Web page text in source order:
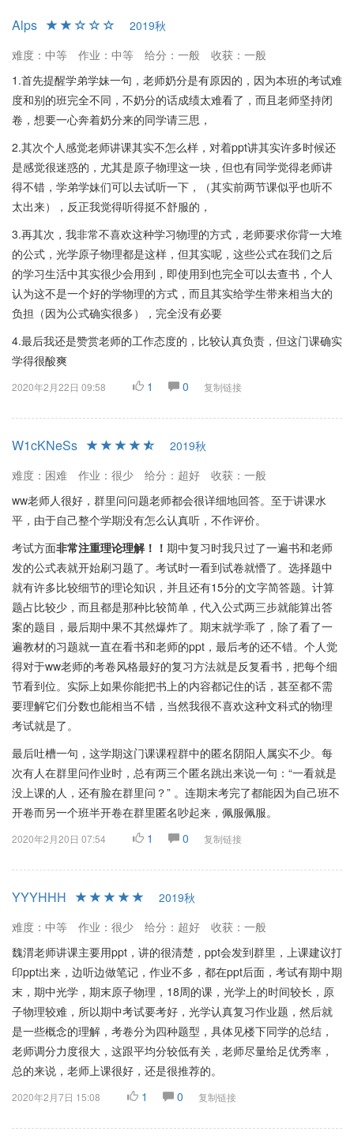
Alps
2019秋
难度：中等
作业：中等 给分：一般
收获：一般
1.首先提醒学弟学妹一句，老师奶分是有原因的，因为本班的考试难
度和别的班完全不同，不奶分的话成绩太难看了，而且老师坚持闭
卷，想要一心奔着奶分来的同学请三思，
2.其次个人感觉老师讲课其实不怎么样，对着ppt讲其实许多时候还
是感觉很迷惑的，尤其是原子物理这一块，但也有同学觉得老师讲
得不错，学弟学妹们可以去试听一下，（其实前两节课似乎也听不
太出来），反正我觉得听得挺不舒服的，
3.再其次，我非常不喜欢这种学习物理的方式，老师要求你背一大堆
的公式，光学原子物理都是这样，但其实呢，这些公式在我们之后
的学习生活中其实很少会用到，即使用到也完全可以去查书，个人
认为这不是一个好的学物理的方式，而且其实给学生带来相当大的
负担（因为公式确实很多），完全没有必要
4.最后我还是赞赏老师的工作态度的，比较认真负责，但这门课确实
学得很酸爽
2020年2月22日 09:58 1 0 复制链接
W1cKNeSs
2019秋
难度：困难
作业：很少 给分：超好
收获：一般
ww老师人很好，群里问问题老师都会很详细地回答。至于讲课水
平，由于自己整个学期没有怎么认真听，不作评价。
考试方面非常注重理论理解！！ 期中复习时我只过了一遍书和老师
发的公式表就开始刷习题了。考试时一看到试卷就懵了。选择题中
就有许多比较细节的理论知识，并且还有15分的文字简答题。计算
题占比较少，而且都是那种比较简单，代入公式两三步就能算出答
案的题目，最后期中果不其然爆炸了。期末就学乖了，除了看了一
遍教材的习题就一直在看书和老师的ppt，最后考的还不错。个人觉
得对于ww老师的考卷风格最好的复习方法就是反复看书，把每个细
节看到位。实际上如果你能把书上的内容都记住的话，甚至都不需
要理解它们分数也能相当不错，当然我很不喜欢这种文科式的物理
考试就是了。
最后吐槽一句，这学期这门课课程群中的匿名阴阳人属实不少。每
次有人在群里问作业时，总有两三个匿名跳出来说一句：“一看就是
没上课的人，还有脸在群里问？” 。连期末考完了都能因为自己班不
开卷而另一个班半开卷在群里匿名吵起来，佩服佩服。
2020年2月20日 07:54 1 0 复制链接
YYYHHH
2019秋
难度：中等
作业：很少 给分：超好
收获：一般
魏渭老师讲课主要用ppt，讲的很清楚，ppt会发到群里，上课建议打
印ppt出来，边听边做笔记，作业不多，都在ppt后面，考试有期中期
末，期中光学，期末原子物理，18周的课，光学上的时间较长，原
子物理较难，所以期中考试要考好，光学认真复习作业题，然后就
是一些概念的理解，考卷分为四种题型，具体见楼下同学的总结，
老师调分力度很大，这跟平均分较低有关，老师尽量给足优秀率，
总的来说，老师上课很好，还是很推荐的。
2020年2月7日 15:08 1 0 复制链接